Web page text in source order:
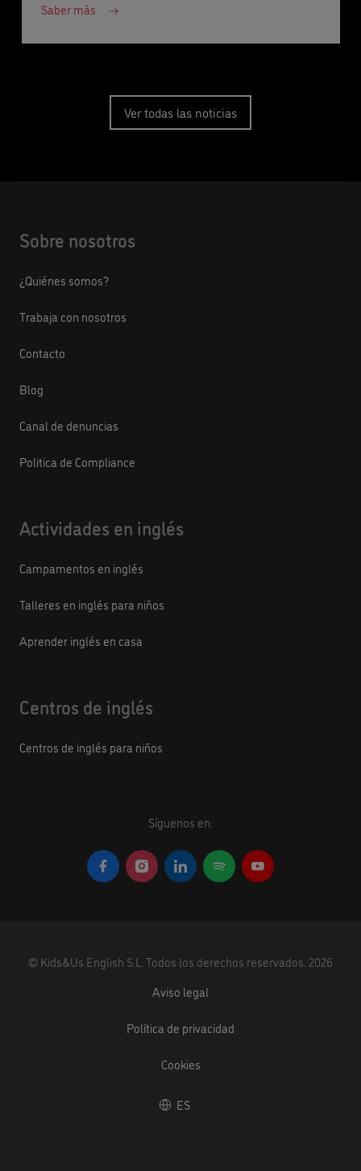
Saber más
Ver todas las noticias
Sobre nosotros
¿Quiénes somos?
Trabaja con nosotros
Contacto
Blog
Canal de denuncias
Politica de Compliance
Actividades en inglés
Campamentos en inglés
Talleres en inglés para niños
Aprender inglés en casa
Centros de inglés
Centros de inglés para niños
Síguenos en:
ES
© Kids&Us English S.L.Todos los derechos reservados. 2026
Aviso legal
Política de privacidad
Cookies